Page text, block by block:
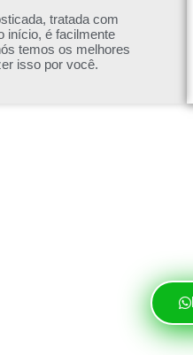
tratada com
início, é facilmente
temos os melhores
isso por você.